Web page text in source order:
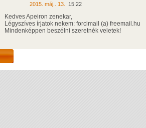
2015. máj.. 13. 15:22
Kedves Apeiron zenekar,
Légyszíves írjatok nekem: forcimail (a) freemail.hu
Mindenképpen beszélni szeretnék veletek!